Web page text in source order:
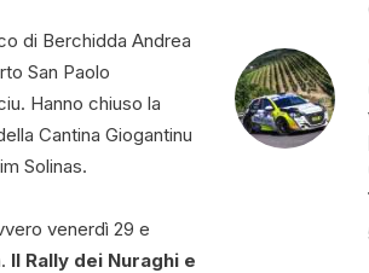
di Berchidda Andrea
San Paolo
Hanno chiuso la
Cantina Giogantinu
Solinas.
venerdì 29 e
Il Rally dei Nuraghi e